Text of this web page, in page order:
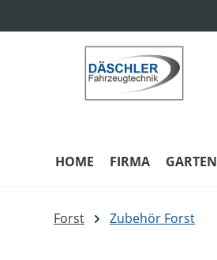
HOME FIRMA GARTEN
Forst Zubehör Forst